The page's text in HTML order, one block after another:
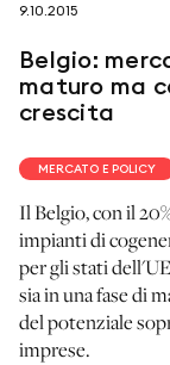
seguici su
9.10.2015
Belgio:
maturo ma
crescita
MERCATO E POLICY
Il Belgio, con il
impianti di
per gli stati
sia in una fase di
del potenziale
imprese.